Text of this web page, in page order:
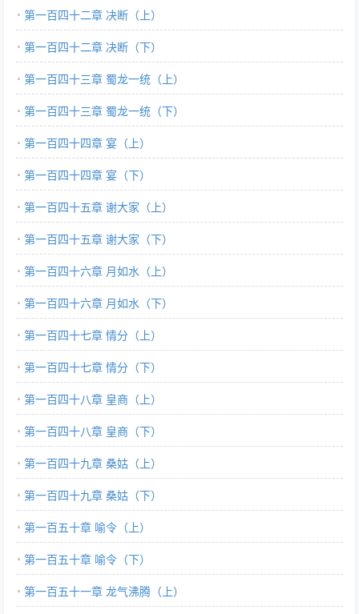
第一百四十二章 决断（上）
第一百四十二章 决断（下）
第一百四十三章 蜀龙一统（上）
第一百四十三章 蜀龙一统（下）
第一百四十四章 宴（上）
第一百四十四章 宴（下）
第一百四十五章 谢大家（上）
第一百四十五章 谢大家（下）
第一百四十六章 月如水（上）
第一百四十六章 月如水（下）
第一百四十七章 情分（上）
第一百四十七章 情分（下）
第一百四十八章 皇商（上）
第一百四十八章 皇商（下）
第一百四十九章 桑姑（上）
第一百四十九章 桑姑（下）
第一百五十章 喻令（上）
第一百五十章 喻令（下）
第一百五十一章 龙气沸腾（上）